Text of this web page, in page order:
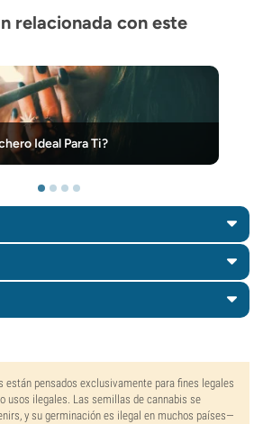
relacionada con este
Ideal Para Ti?
están pensados exclusivamente para fines legales
usos ilegales. Las semillas de cannabis se
y su germinación es ilegal en muchos países—